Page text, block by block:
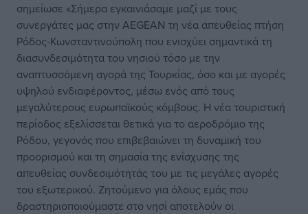
σημείωσε «Σήμερα εγκαινιάσαμε μαζί με τους
συνεργάτες μας στην AEGEAN τη νέα απευθείας πτήση
Ρόδος-Κωνσταντινούπολη που ενισχύει σημαντικά τη
διασυνδεσιμότητα του νησιού τόσο με την
αναπτυσσόμενη αγορά της Τουρκίας, όσο και με αγορές
υψηλού ενδιαφέροντος, μέσω ενός από τους
μεγαλύτερους ευρωπαϊκούς κόμβους. Η νέα τουριστική
περίοδος εξελίσσεται θετικά για το αεροδρόμιο της
Ρόδου, γεγονός που επιβεβαιώνει τη δυναμική του
προορισμού και τη σημασία της ενίσχυσης της
απευθείας συνδεσιμότητάς του με τις μεγάλες αγορές
του εξωτερικού. Ζητούμενο για όλους εμάς που
δραστηριοποιούμαστε στο νησί αποτελούν οι